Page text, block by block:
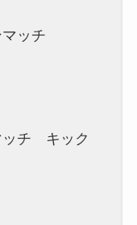
マッチ
チ キック